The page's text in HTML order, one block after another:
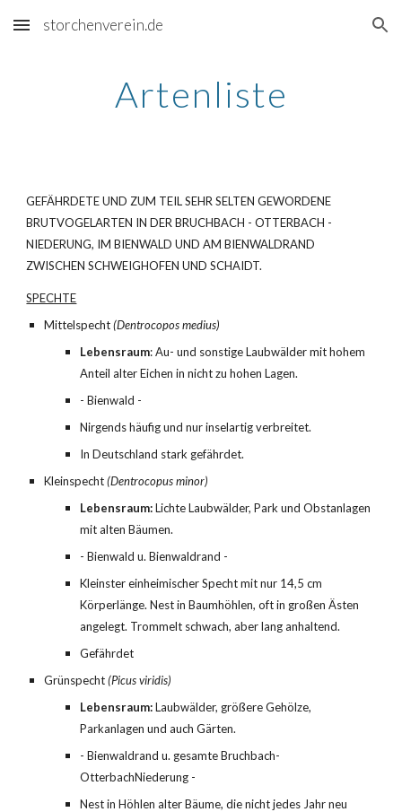
Skip to main content Skip to navigation
storchenverein.de
Artenliste
GEFÄHRDETE UND ZUM TEIL SEHR SELTEN GEWORDENE
BRUTVOGELARTEN IN DER BRUCHBACH - OTTERBACH -
NIEDERUNG, IM BIENWALD UND AM BIENWALDRAND
ZWISCHEN SCHWEIGHOFEN UND SCHAIDT.
SPECHTE
Mittelspecht (Dentrocopos medius)
Lebensraum: Au- und sonstige Laubwälder mit hohem
Anteil alter Eichen in nicht zu hohen Lagen.
- Bienwald -
Nirgends häufig und nur inselartig verbreitet.
In Deutschland stark gefährdet.
Kleinspecht (Dentrocopus minor)
Lebensraum: Lichte Laubwälder, Park und Obstanlagen
mit alten Bäumen.
- Bienwald u. Bienwaldrand -
Kleinster einheimischer Specht mit nur 14,5 cm
Körperlänge. Nest in Baumhöhlen, oft in großen Ästen
angelegt. Trommelt schwach, aber lang anhaltend.
Gefährdet
Grünspecht (Picus viridis)
Lebensraum: Laubwälder, größere Gehölze,
Parkanlagen und auch Gärten.
- Bienwaldrand u. gesamte Bruchbach-
OtterbachNiederung -
Nest in Höhlen alter Bäume, die nicht jedes Jahr neu